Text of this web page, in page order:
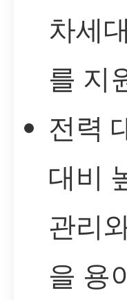
차세
를 지
전력
대비
관리
을 용